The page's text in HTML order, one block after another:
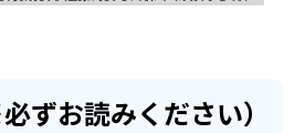
ずお読みください）